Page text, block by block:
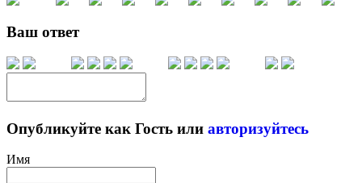
Ваш ответ
Опубликуйте как Гость или авторизуйтесь
Имя